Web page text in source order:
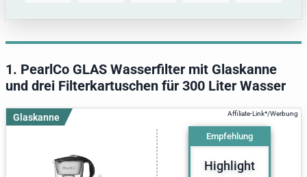
1. PearlCo GLAS Wasserfilter mit Glaskanne
und drei Filterkartuschen für 300 Liter Wasser
Glaskanne
Empfehlung
Highlight